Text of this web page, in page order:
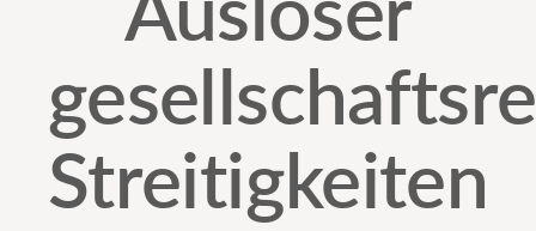
Streitigkeiten